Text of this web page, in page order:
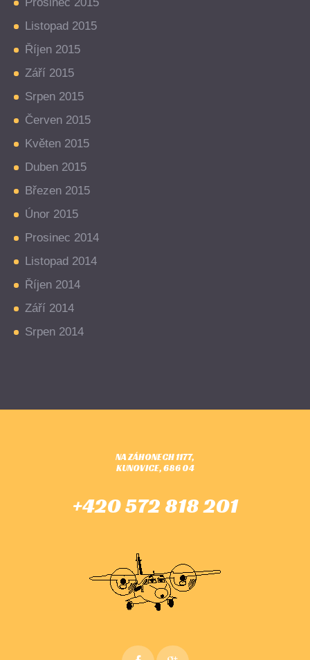
Listopad 2015
Říjen 2015
Září 2015
Srpen 2015
Červen 2015
Květen 2015
Duben 2015
Březen 2015
Únor 2015
Prosinec 2014
Listopad 2014
Říjen 2014
Září 2014
Srpen 2014
NA ZÁHONECH 1177,
KUNOVICE, 686 04
+420 572 818 201